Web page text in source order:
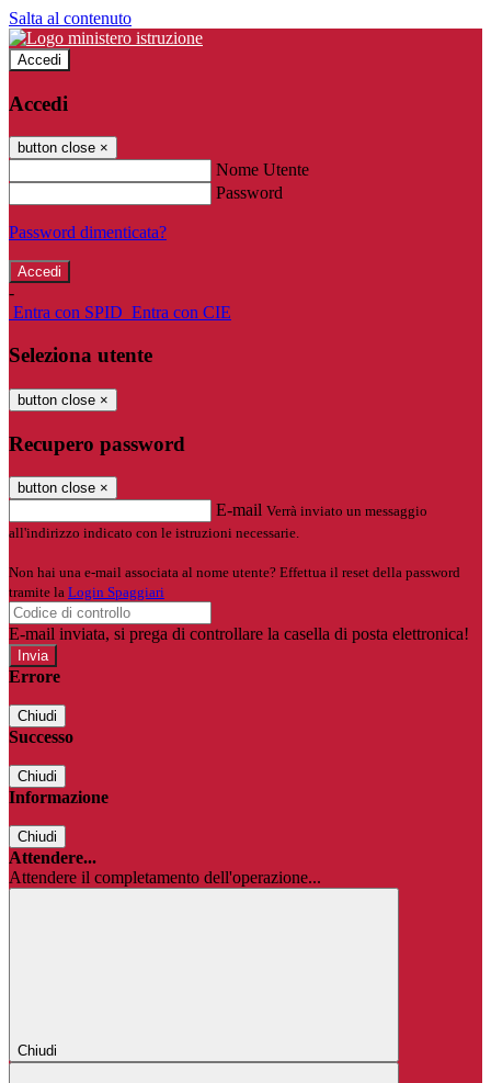
Salta al contenuto
Accedi
Accedi
button close ×
Nome Utente
Password
Password dimenticata?
-
Entra con SPID Entra con CIE
Seleziona utente
button close ×
Recupero password
button close ×
E-mail Verrà inviato un messaggio
all'indirizzo indicato con le istruzioni necessarie.
Non hai una e-mail associata al nome utente? Effettua il reset della password
tramite la Login Spaggiari
E-mail inviata, si prega di controllare la casella di posta elettronica!
Errore
Chiudi
Successo
Chiudi
Informazione
Chiudi
Attendere...
Attendere il completamento dell'operazione...
Chiudi